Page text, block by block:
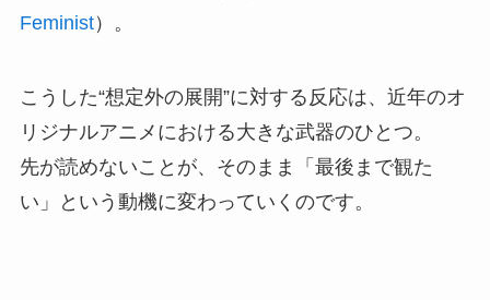
Feminist）。
こうした“想定外の展開”に対する反応は、近年のオ
リジナルアニメにおける大きな武器のひとつ。
先が読めないことが、そのまま「最後まで観た
い」という動機に変わっていくのです。